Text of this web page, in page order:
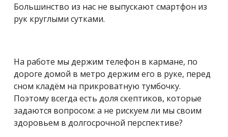
Большинство из нас не выпускают смартфон из
рук круглыми сутками.
На работе мы держим телефон в кармане, по
дороге домой в метро держим его в руке, перед
сном кладём на прикроватную тумбочку.
Поэтому всегда есть доля скептиков, которые
задаются вопросом: а не рискуем ли мы своим
здоровьем в долгосрочной перспективе?